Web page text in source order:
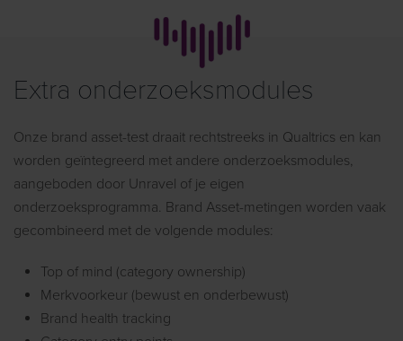
Extra onderzoeksmodules
Onze brand asset-test draait rechtstreeks in Qualtrics en kan
worden geïntegreerd met andere onderzoeksmodules,
aangeboden door Unravel of je eigen
onderzoeksprogramma. Brand Asset-metingen worden vaak
gecombineerd met de volgende modules:
Top of mind (category ownership)
Merkvoorkeur (bewust en onderbewust)
Brand health tracking